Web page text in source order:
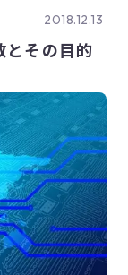
2018.12.13
とその目的